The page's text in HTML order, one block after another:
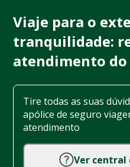
Viaje para o
tranquilidade:
atendimento do
Tire todas as suas
apólice de seguro
atendimento
Ver